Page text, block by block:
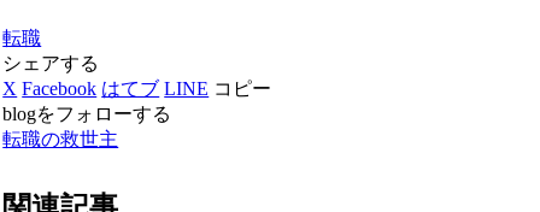
転職
シェアする
X Facebook はてブ LINE コピー
blogをフォローする
転職の救世主